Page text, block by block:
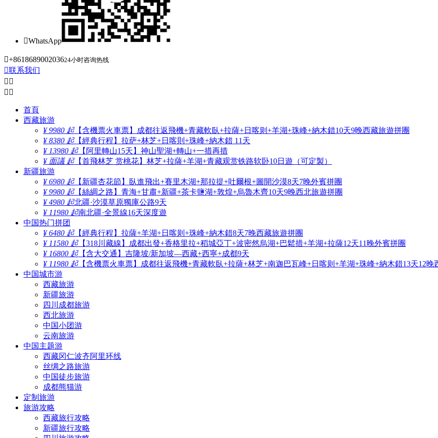
WhatsApp
+861868900203624小时咨询热线
联系我们
 
 
首頁
西藏旅游
¥ 9980 起【含機票火車票】成都往返飛機+青藏軟臥+拉薩+日喀则+羊湖+珠峰+納木錯10天9晚西藏旅遊拼團
¥ 8380 起【經典行程】拉萨+林芝+日喀則+珠峰+納木錯 11天
¥ 13980 起【阿里轉山15天】神山聖湖+轉山+一措再措
¥ 面議 起【首飛林芝 赏桃花】林芝+拉薩+羊湖+青藏观赏铁路软卧10日遊（可定製）
新疆旅游
¥ 6980 起【新疆杏花節】臥進飛出+賽里木湖+那拉提+吐爾根+圖開沙漠8天7晚外賓拼團
¥ 9980 起【絲綢之路】青海+甘肅+新疆+茶卡鹽湖+敦煌+烏魯木齊10天9晚西北旅遊拼團
¥ 4980 起北疆·沙漠草原獨庫公路9天
¥ 11980 起南北疆·全景線16天深度遊
中国热门拼团
¥ 6480 起【經典行程】拉薩+羊湖+日喀则+珠峰+納木錯8天7晚西藏旅遊拼團
¥ 11580 起【318川藏線】成都出發+香格里拉+稻城亞丁+波密然烏湖+巴鬆措+羊湖+拉薩12天11晚外賓拼團
¥ 16800 起【含大交通】吉隆坡/新加坡—西藏+西寧+成都9天
¥ 11980 起【含機票火車票】成都往返飛機+青藏軟臥+拉薩+林芝+南迦巴瓦峰+日喀则+羊湖+珠峰+納木錯13天12晚
中国城市游
西藏旅游
新疆旅游
四川成都旅游
西北旅游
中国小团游
云南旅游
中国主题游
西藏冈仁波齐阿里环线
丝绸之路旅游
中国徒步旅游
成都熊猫游
定制旅游
旅游攻略
西藏旅行攻略
新疆旅行攻略